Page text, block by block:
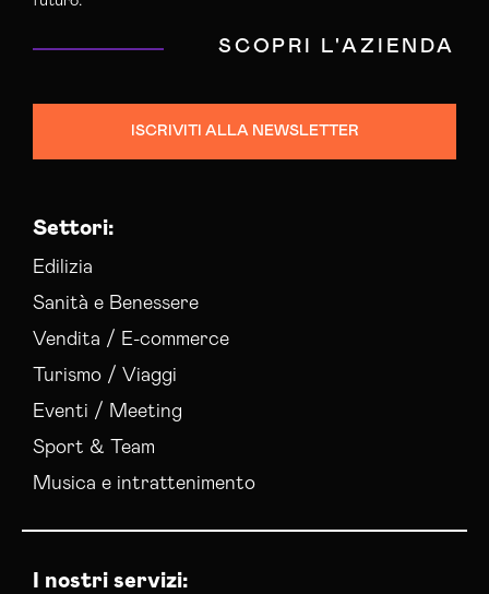
SCOPRI L'AZIENDA
ISCRIVITI ALLA NEWSLETTER
Settori:
Edilizia
Sanità e Benessere
Vendita / E-commerce
Turismo / Viaggi
Eventi / Meeting
Sport & Team
Musica e intrattenimento
I nostri servizi: